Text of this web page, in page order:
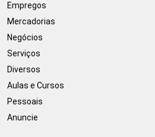
Empregos
Mercadorias
Negócios
Serviços
Diversos
Aulas e Cursos
Pessoais
Anuncie